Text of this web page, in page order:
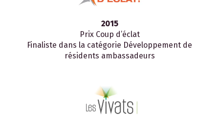
2015
Prix Coup d’éclat
Finaliste dans la catégorie Développement de
résidents ambassadeurs